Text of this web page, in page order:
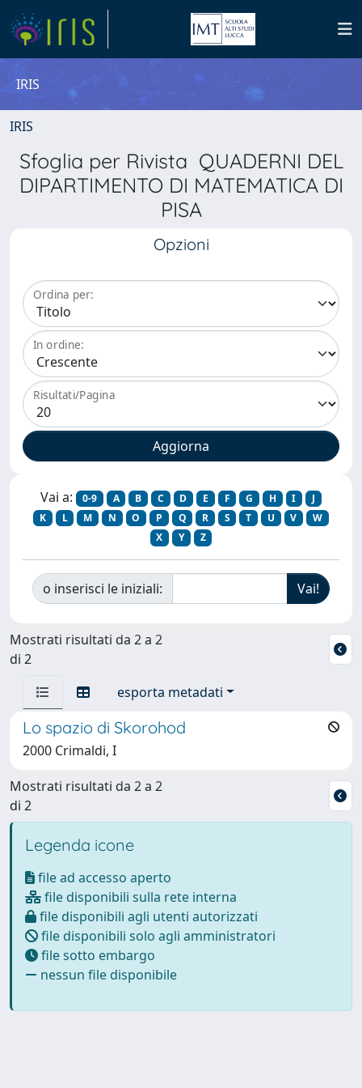
IRIS
IRIS
Sfoglia per Rivista QUADERNI DEL
DIPARTIMENTO DI MATEMATICA DI
PISA
Opzioni
Ordina per:
In ordine:
Risultati/Pagina
Vai a: 0-9 A B C D E F G H I
J
K
L M N O P Q R S T U V
W
X
Y Z
o inserisci le iniziali:
Mostrati risultati da 2 a 2
di 2
esporta metadati
Lo spazio di Skorohod
2000 Crimaldi, I
Mostrati risultati da 2 a 2
di 2
Legenda icone
file ad accesso aperto
file disponibili sulla rete interna
file disponibili agli utenti autorizzati
file disponibili solo agli amministratori
file sotto embargo
nessun file disponibile